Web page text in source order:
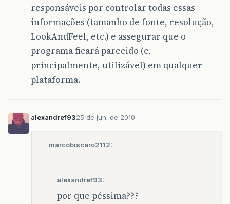
responsáveis por controlar todas essas
informações (tamanho de fonte, resolução,
LookAndFeel, etc.) e assegurar que o
programa ficará parecido (e,
principalmente, utilizável) em qualquer
plataforma.
alexandref9325 de jun. de 2010
marcobiscaro2112:
alexandref93:
por que péssima???